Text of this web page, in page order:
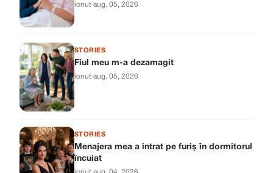
ionut·aug. 05, 2026
STORIES
Fiul meu m-a dezamagit
ionut·aug. 05, 2026
STORIES
Menajera mea a intrat pe furiș în dormitorul
încuiat